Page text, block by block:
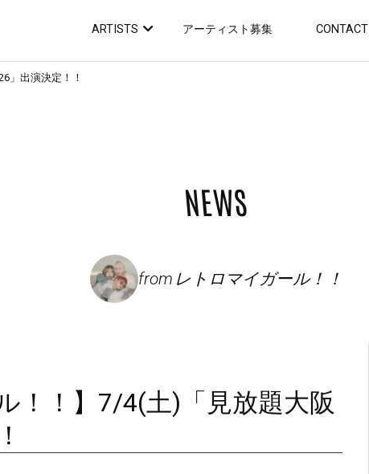
ARTISTS アーティスト募集 CONTACT
」出演決定！！
NEWS
from レトロマイガール！！
！！】7/4(土)「見放題大阪